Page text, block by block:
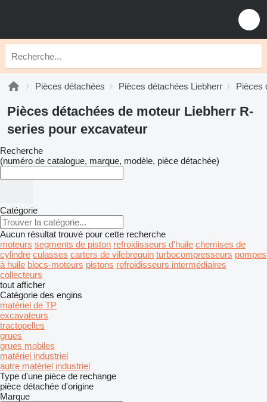
Pièces détachées Pièces détachées Liebherr Pièces
Pièces détachées de moteur Liebherr R-
series pour excavateur
Recherche
(numéro de catalogue, marque, modèle, pièce détachée)
Catégorie
Aucun résultat trouvé pour cette recherche
moteurs segments de piston refroidisseurs d'huile chemises de
cylindre culasses carters de vilebrequin turbocompresseurs pompes
à huile blocs-moteurs pistons refroidisseurs intermédiaires
collecteurs
tout afficher
Catégorie des engins
matériel de TP
excavateurs
tractopelles
grues
grues mobiles
matériel industriel
autre matériel industriel
Type d'une pièce de rechange
pièce détachée d'origine
Marque